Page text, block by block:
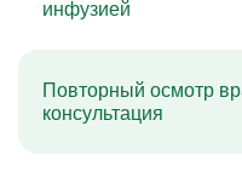
инфузией
Повторный осмотр
консультация